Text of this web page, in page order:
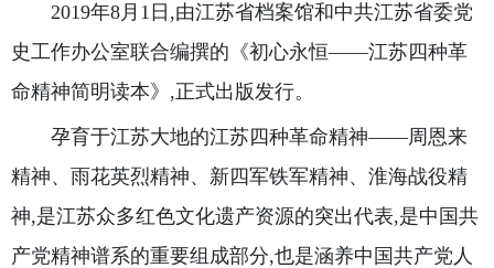
2019年8月1日,由江苏省档案馆和中共江苏省委党
史工作办公室联合编撰的《初心永恒——江苏四种革
命精神简明读本》,正式出版发行。
孕育于江苏大地的江苏四种革命精神——周恩来
精神、雨花英烈精神、新四军铁军精神、淮海战役精
神,是江苏众多红色文化遗产资源的突出代表,是中国共
产党精神谱系的重要组成部分,也是涵养中国共产党人